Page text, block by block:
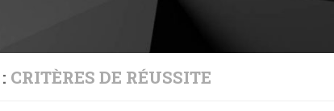
CRITÈRES DE RÉUSSITE